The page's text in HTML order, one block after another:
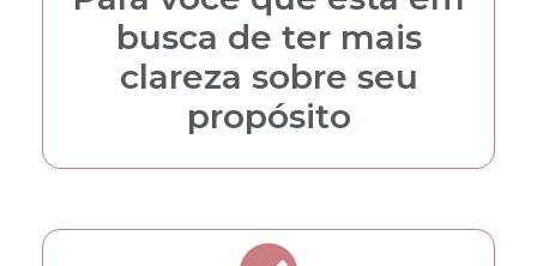
busca de ter mais
clareza sobre seu
propósito